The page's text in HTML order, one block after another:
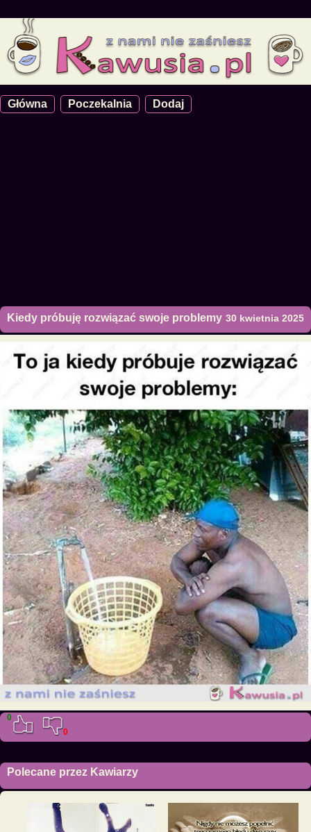
Główna Poczekalnia Dodaj
Kiedy próbuję rozwiązać swoje problemy 30 kwietnia 2025
0
0
Polecane przez Kawiarzy